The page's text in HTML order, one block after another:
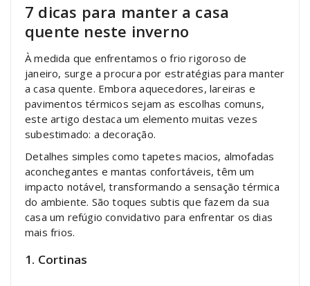
7 dicas para manter a casa
quente neste inverno
À medida que enfrentamos o frio rigoroso de
janeiro, surge a procura por estratégias para manter
a casa quente. Embora aquecedores, lareiras e
pavimentos térmicos sejam as escolhas comuns,
este artigo destaca um elemento muitas vezes
subestimado: a decoração.
Detalhes simples como tapetes macios, almofadas
aconchegantes e mantas confortáveis, têm um
impacto notável, transformando a sensação térmica
do ambiente. São toques subtis que fazem da sua
casa um refúgio convidativo para enfrentar os dias
mais frios.
1. Cortinas